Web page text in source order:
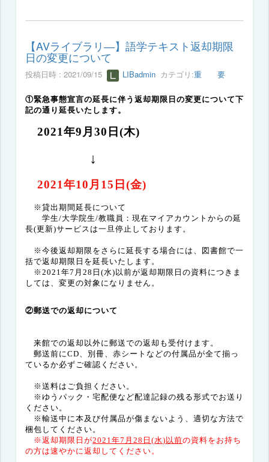
【AVライブラリ―】語学テキスト返却期限
日の変更について
投稿日時 : 2021/09/15 LIBadmin カテゴリ:重 要
①緊急事態宣言の延長に伴う返却期限日の変更について下
記の通り延長いたします。
2021年9 月 30 日 (木)
↓
2021年10 月 15 日 (金)
※貸出期間延長について
学生/大学院生/教職員：現在マイアカウントからの延
長(更新)サービスは一旦停止しております。
※今後返却期限をさらに延長する場合には、図書館で一
括で返却期限日を延長いたします。
※2021年7月28日(水)以前が返却期限日の資料につきま
しては、変更の対象になりません。
②郵送での返却について
来館での返却以外に郵送での返却も受付けます。
郵送前にCD、別冊、赤シートなどの付属品が全て揃っ
ているか必ずご確認ください。
※送料はご負担ください。
※ゆうパック・宅配便など配達記録の残る形式でお送り
ください。
※輸送中に本及び付属品が傷まないよう、適切な方法で
梱包してください。
※返却期限日が2021 年7 月 28 日 (水) 以前の資料をお持ち
の方は速やかに返却してください。